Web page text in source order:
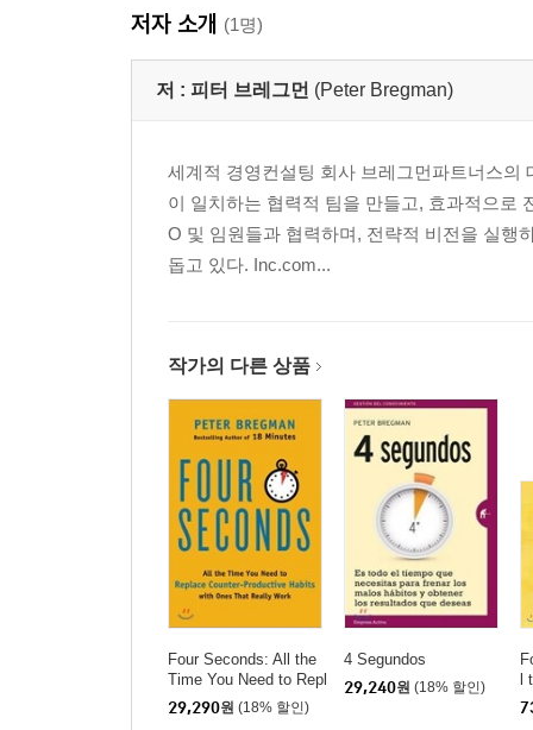
저자 소개 (1명)
저 : 피터 브레그먼 (Peter Bregman)
세계적 경영컨설팅 회사 브레그먼파트너스의
이 일치하는 협력적 팀을 만들고, 효과적으로
O 및 임원들과 협력하며, 전략적 비전을 실행
돕고 있다. Inc.com...
작가의 다른 상품
Four Seconds: All the
Time You Need to Repl
ace Counter-Productiv
e Habits with Ones Th
29,290원 (18% 할인)
4 Segundos
29,240원 (18% 할인)